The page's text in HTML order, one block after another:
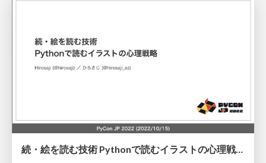
続・絵を読む技術 Pythonで読むイラストの心理戦略 / The Art of Reading Illustrations 2nd